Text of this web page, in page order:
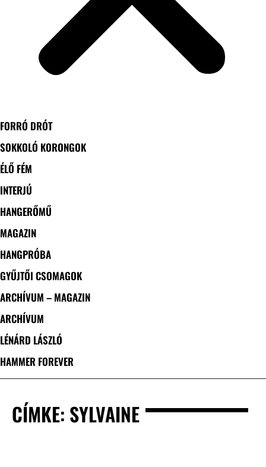
FORRÓ DRÓT
SOKKOLÓ KORONGOK
ÉLŐ FÉM
INTERJÚ
HANGERŐMŰ
MAGAZIN
HANGPRÓBA
GYŰJTŐI CSOMAGOK
ARCHÍVUM – MAGAZIN
ARCHÍVUM
LÉNÁRD LÁSZLÓ
HAMMER FOREVER
CÍMKE: SYLVAINE